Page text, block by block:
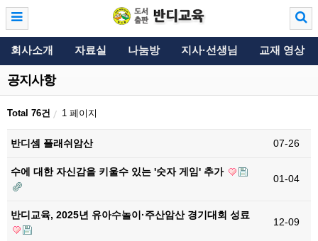
회사소개 자료실 나눔방 지사·선생님 교재 영상
공지사항
Total 76건 1 페이지
반디셈 플래쉬암산 07-26
수에 대한 자신감을 키울수 있는 '숫자 게임' 추가
01-04
반디교육, 2025년 유아수놀이·주산암산 경기대회 성료
12-09